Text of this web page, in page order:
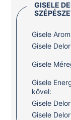
GISELE
Gisele
Gisele
Gisele
Gisele
kővel:
Gisele
Gisele